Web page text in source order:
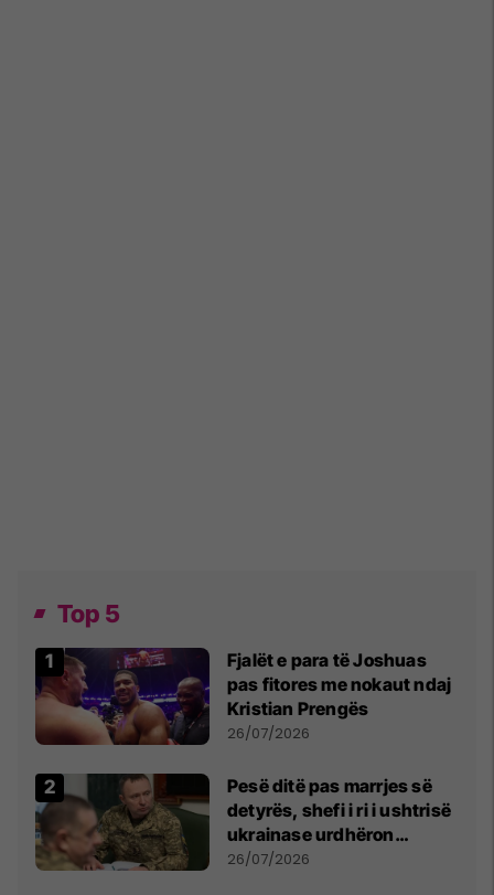
Top 5
Fjalët e para të Joshuas
pas fitores me nokaut ndaj
Kristian Prengës
26/07/2026
Pesë ditë pas marrjes së
detyrës, shefi i ri i ushtrisë
ukrainase urdhëron
kontroll të madh
26/07/2026